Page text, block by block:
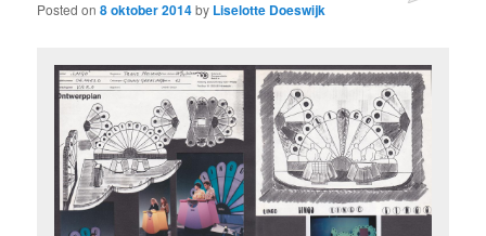
Posted on8 oktober 2014by Liselotte Doeswijk